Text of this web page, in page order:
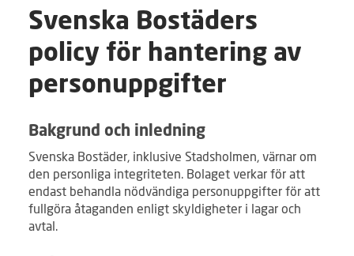
Svenska Bostäders
policy för hantering av
personuppgifter
Bakgrund och inledning
Svenska Bostäder, inklusive Stadsholmen, värnar om
den personliga integriteten. Bolaget verkar för att
endast behandla nödvändiga personuppgifter för att
fullgöra åtaganden enligt skyldigheter i lagar och
avtal.